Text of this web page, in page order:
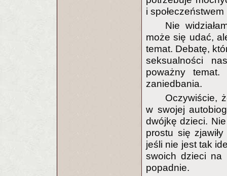
i
Nie
może się udać,
temat. Debatę,
seksualności
poważny
zaniedbania.
Oczywiście,
w swojej
dwójkę dzieci.
prostu się
jeśli nie jest tak
swoich dzieci na
popadnie.